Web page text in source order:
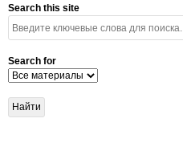
Search this site
Search for